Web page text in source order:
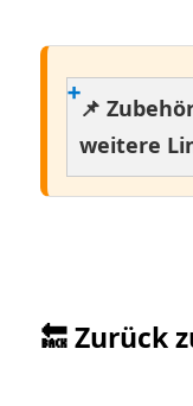
📌
weitere
🔙 Zurück